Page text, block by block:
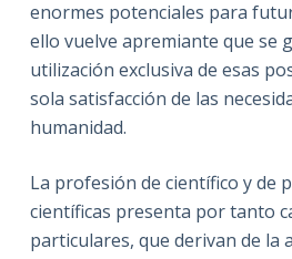
enormes potenciales para
ello vuelve apremiante que se
utilización exclusiva de esas
sola satisfacción de las
humanidad.
La profesión de científico y de
científicas presenta por tanto
particulares, que derivan de la